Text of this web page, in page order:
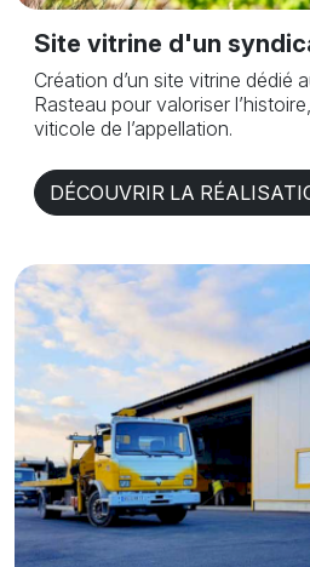
Site vitrine d'un
Création d’un site vitrine dédié
Rasteau pour valoriser
viticole de l’appellation.
DÉCOUVRIR LA